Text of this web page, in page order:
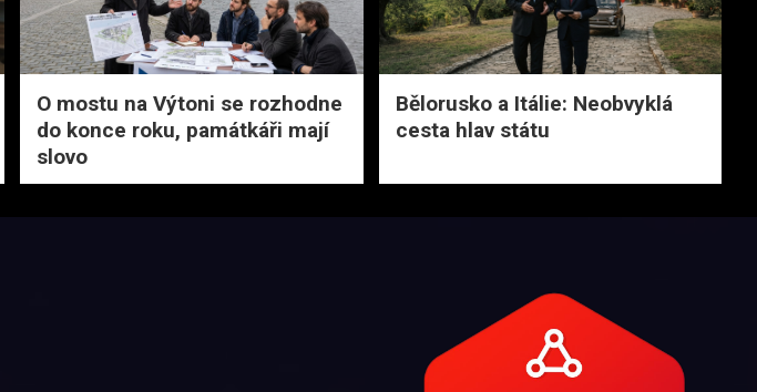
O mostu na Výtoni se rozhodne
do konce roku, památkáři mají
slovo
Bělorusko a Itálie: Neobvyklá
cesta hlav státu